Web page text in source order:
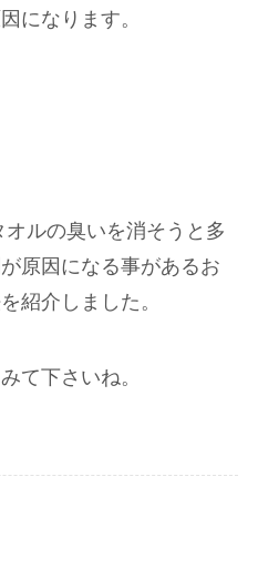
になります。
ルの臭いを消そうと多
原因になる事があるお
紹介しました。
て下さいね。